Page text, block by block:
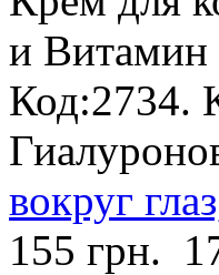
и Витамин
Код:2734.
вокруг
155 грн.